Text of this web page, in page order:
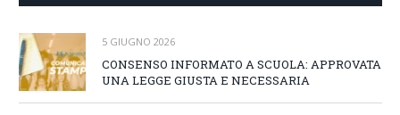
5 GIUGNO 2026
CONSENSO INFORMATO A SCUOLA: APPROVATA
UNA LEGGE GIUSTA E NECESSARIA